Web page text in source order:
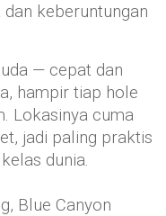
keberuntungan
— cepat dan
hampir tiap hole
Lokasinya cuma
jadi paling praktis
dunia.
Blue Canyon